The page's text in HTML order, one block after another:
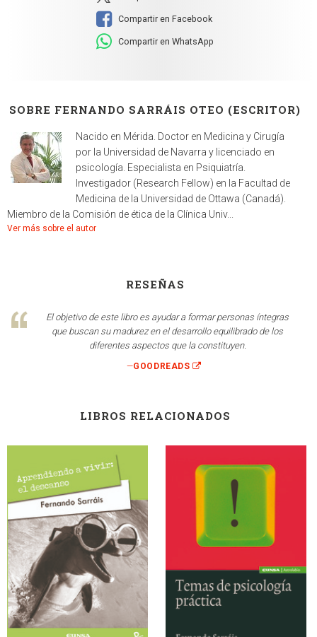
Compartir en Facebook
Compartir en WhatsApp
SOBRE FERNANDO SARRÁIS OTEO (ESCRITOR)
Nacido en Mérida. Doctor en Medicina y Cirugía
por la Universidad de Navarra y licenciado en
psicología. Especialista en Psiquiatría.
Investigador (Research Fellow) en la Facultad de
Medicina de la Universidad de Ottawa (Canadá).
Miembro de la Comisión de ética de la Clínica Univ...
Ver más sobre el autor
RESEÑAS
El objetivo de este libro es ayudar a formar personas íntegras
que buscan su madurez en el desarrollo equilibrado de los
diferentes aspectos que la constituyen.
—GOODREADS
LIBROS RELACIONADOS